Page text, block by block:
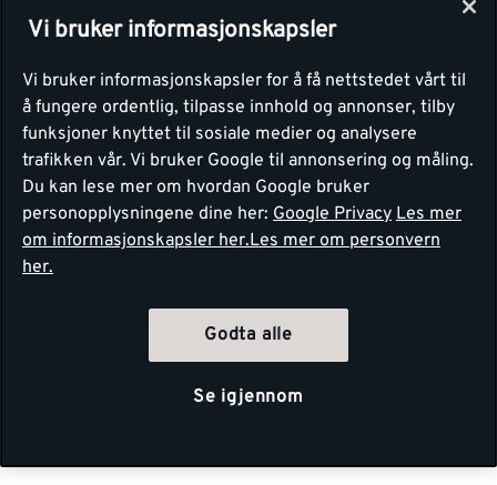
Vi bruker informasjonskapsler
Vi bruker informasjonskapsler for å få nettstedet vårt til
å fungere ordentlig, tilpasse innhold og annonser, tilby
funksjoner knyttet til sosiale medier og analysere
trafikken vår. Vi bruker Google til annonsering og måling.
Du kan lese mer om hvordan Google bruker
personopplysningene dine her: Google Privacy Les mer
om informasjonskapsler her.Les mer om personvern
her.
Godta alle
Se igjennom